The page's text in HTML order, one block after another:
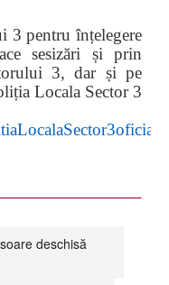
3 pentru înțelegere
sesizări și prin
3, dar și pe
Locala Sector 3
deschisă